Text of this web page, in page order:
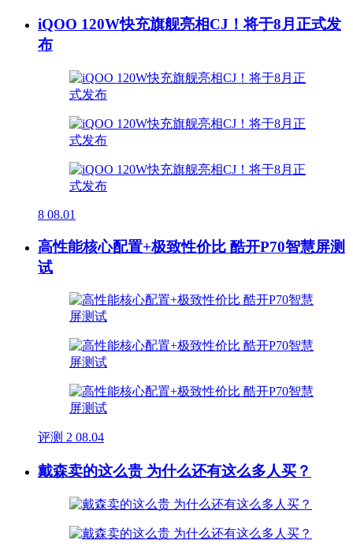
iQOO 120W快充旗舰亮相CJ！将于8月正式发
布
8 08.01
高性能核心配置+极致性价比 酷开P70智慧屏测
试
评测 2 08.04
戴森卖的这么贵 为什么还有这么多人买？